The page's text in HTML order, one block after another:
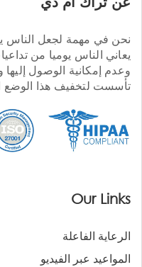
نحن في مهمة لجعل الناس
يعاني الناس يوميا من
وعدم إمكانية الوصول
تأسست لتخفيف هذا الوضع
Our Links
الرعاية الفاعلة
المواعيد عبر الفيديو